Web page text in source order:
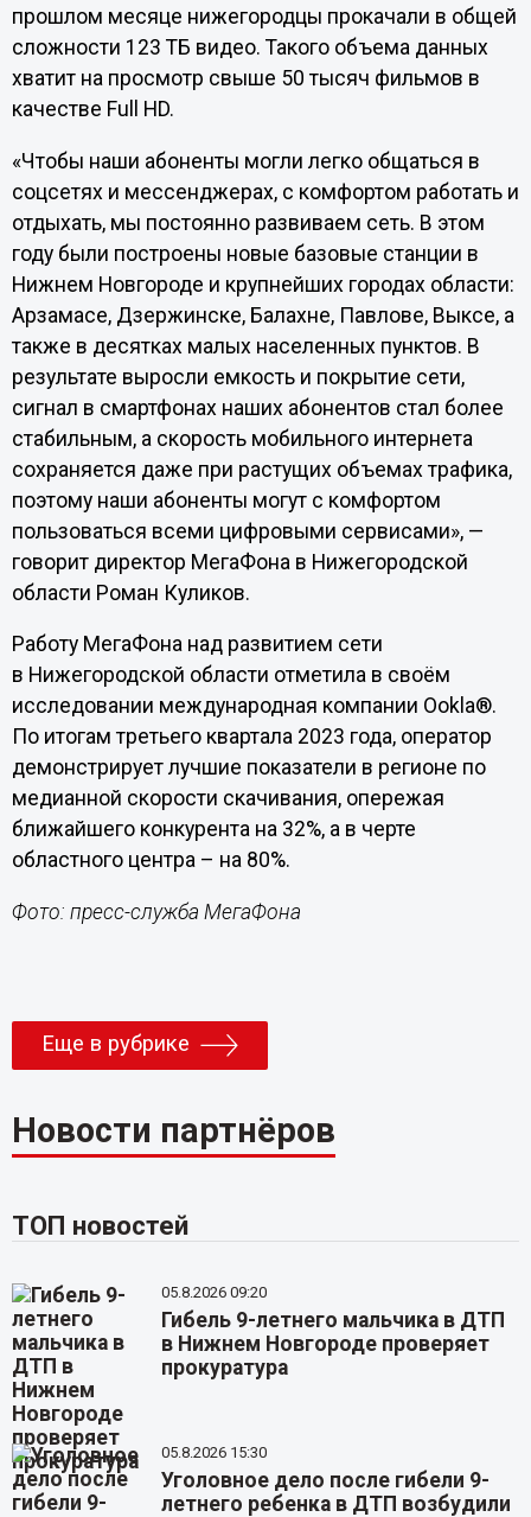
прошлом месяце нижегородцы прокачали в общей
сложности 123 ТБ видео. Такого объема данных
хватит на просмотр свыше 50 тысяч фильмов в
качестве Full HD.
«Чтобы наши абоненты могли легко общаться в
соцсетях и мессенджерах, с комфортом работать и
отдыхать, мы постоянно развиваем сеть. В этом
году были построены новые базовые станции в
Нижнем Новгороде и крупнейших городах области:
Арзамасе, Дзержинске, Балахне, Павлове, Выксе, а
также в десятках малых населенных пунктов. В
результате выросли емкость и покрытие сети,
сигнал в смартфонах наших абонентов стал более
стабильным, а скорость мобильного интернета
сохраняется даже при растущих объемах трафика,
поэтому наши абоненты могут с комфортом
пользоваться всеми цифровыми сервисами», —
говорит директор МегаФона в Нижегородской
области Роман Куликов.
Работу МегаФона над развитием сети
в Нижегородской области отметила в своём
исследовании международная компании Ookla®.
По итогам третьего квартала 2023 года, оператор
демонстрирует лучшие показатели в регионе по
медианной скорости скачивания, опережая
ближайшего конкурента на 32%, а в черте
областного центра – на 80%.
Фото: пресс-служба МегаФона
Еще в рубрике
Новости партнёров
ТОП новостей
05.8.2026 09:20
Гибель 9-летнего мальчика в ДТП
в Нижнем Новгороде проверяет
прокуратура
05.8.2026 15:30
Уголовное дело после гибели 9-
летнего ребенка в ДТП возбудили